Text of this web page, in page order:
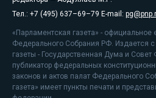
Тел.: +7 (495) 637–69–79 E-mail:
«Парламентская газета» -
Федерального Собрания РФ. Издается
газеты - Государственная Дума и
публикатор федеральных
законов и актов палат Федерального
газета» имеет пункты печати и